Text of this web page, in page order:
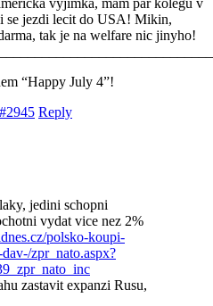
se jezdi lecit do USA! Mikin,
tak je na welfare nic jinyho!
“Happy July 4”!
#2945 Reply
jedini schopni
vydat vice nez 2%
polsko-koupi-
zpr_nato.aspx?
zastavit expanzi Rusu,